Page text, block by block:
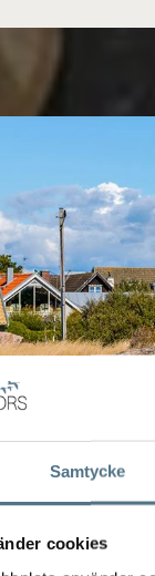
Samtycke
cookies